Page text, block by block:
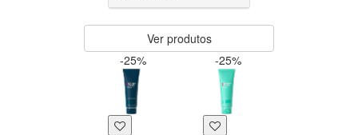
Ver produtos
-25%
-25%